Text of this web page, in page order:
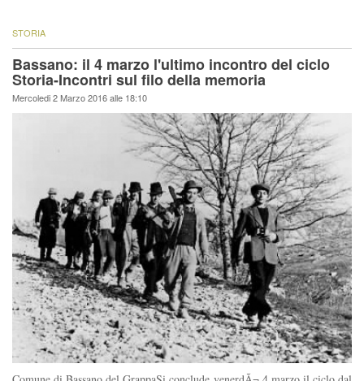
STORIA
Bassano: il 4 marzo l'ultimo incontro del ciclo
Storia-Incontri sul filo della memoria
Mercoledi 2 Marzo 2016 alle 18:10